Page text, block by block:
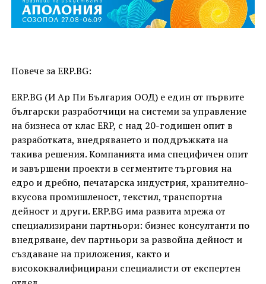
Повече за ERP.BG:
ERP.BG (И Ар Пи България ООД) е един от първите
български разработчици на системи за управление
на бизнеса от клас ERP, с над 20-годишен опит в
разработката, внедряването и поддръжката на
такива решения. Компанията има специфичен опит
и завършени проекти в сегментите търговия на
едро и дребно, печатарска индустрия, хранително-
вкусова промишленост, текстил, транспортна
дейност и други. ERP.BG има развита мрежа от
специализирани партньори: бизнес консултанти по
внедряване, dev партньори за развойна дейност и
създаване на приложения, както и
висококвалифицирани специалисти от експертен